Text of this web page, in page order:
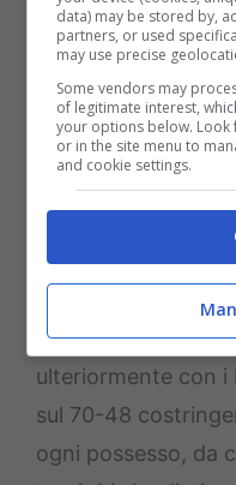
Segafredo domina
il secondo
Secondo tempo
Harper che firma
scuotere i suoi e
Segafredo è
colpo
lunghezze di
tre punti
ulteriormente con
sul 70-48
ogni possesso, da
data) may be stored by,
partners, or used
may use precise
Some vendors may
of legitimate interest,
your options below.
or in the site menu to
and cookie settings.